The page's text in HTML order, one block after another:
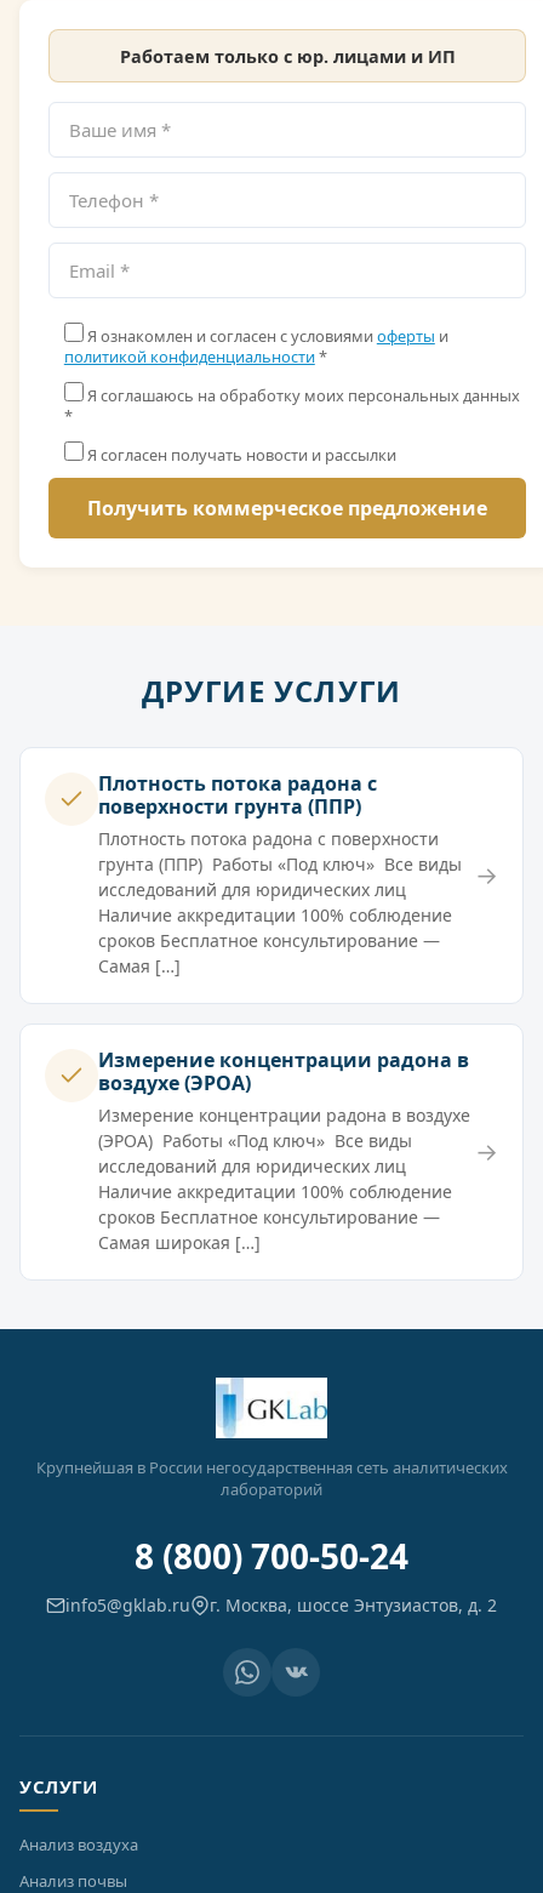
Работаем только с юр. лицами и ИП
Я ознакомлен и согласен с условиями оферты и
политикой конфиденциальности*
Я соглашаюсь на обработку моих персональных данных
*
Я согласен получать новости и рассылки
ДРУГИЕ УСЛУГИ
Плотность потока радона с
поверхности грунта (ППР)
Плотность потока радона с поверхности
грунта (ППР) Работы «Под ключ» Все виды
исследований для юридических лиц
Наличие аккредитации 100% соблюдение
сроков Бесплатное консультирование —
Самая […]
→
Измерение концентрации радона в
воздухе (ЭРОА)
Измерение концентрации радона в воздухе
(ЭРОА) Работы «Под ключ» Все виды
исследований для юридических лиц
Наличие аккредитации 100% соблюдение
сроков Бесплатное консультирование —
Самая широкая […]
→
Крупнейшая в России негосударственная сеть аналитических
лабораторий
8 (800) 700-50-24
info5@gklab.ru г. Москва, шоссе Энтузиастов, д. 2
УСЛУГИ
Анализ воздуха
Анализ почвы